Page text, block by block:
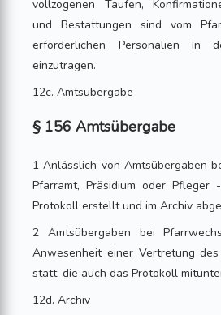
vollzogenen Taufen,
und Bestattungen sind vom
erforderlichen Personalien in
einzutragen.
12c. Amtsübergabe
§ 156 Amtsübergabe
1 Anlässlich von Amtsübergaben
Pfarramt, Präsidium oder
Protokoll erstellt und im Archiv
2 Amtsübergaben bei
Anwesenheit einer Vertretung
statt, die auch das Protokoll
12d. Archiv